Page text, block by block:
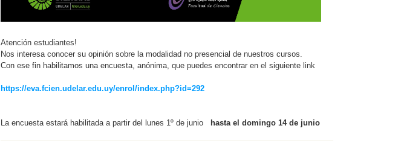
Atención estudiantes!
Nos interesa conocer su opinión sobre la modalidad no presencial de nuestros cursos.
Con ese fin habilitamos una encuesta, anónima, que puedes encontrar en el siguiente link
https://eva.fcien.udelar.edu.uy/enrol/index.php?id=292
La encuesta estará habilitada a partir del lunes 1º de junio hasta el domingo 14 de junio